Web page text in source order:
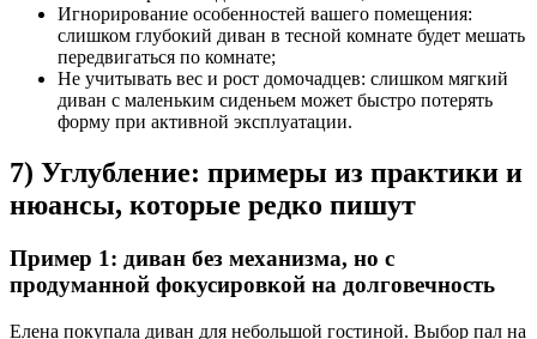
Игнорирование особенностей вашего помещения:
слишком глубокий диван в тесной комнате будет мешать
передвигаться по комнате;
Не учитывать вес и рост домочадцев: слишком мягкий
диван с маленьким сиденьем может быстро потерять
форму при активной эксплуатации.
7) Углубление: примеры из практики и
нюансы, которые редко пишут
Пример 1: диван без механизма, но с
продуманной фокусировкой на долговечность
Елена покупала диван для небольшой гостиной. Выбор пал на